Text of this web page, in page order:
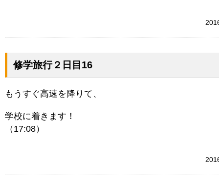
修学旅行２日目16
もうすぐ高速を降りて、
学校に着きます！
（17:08）